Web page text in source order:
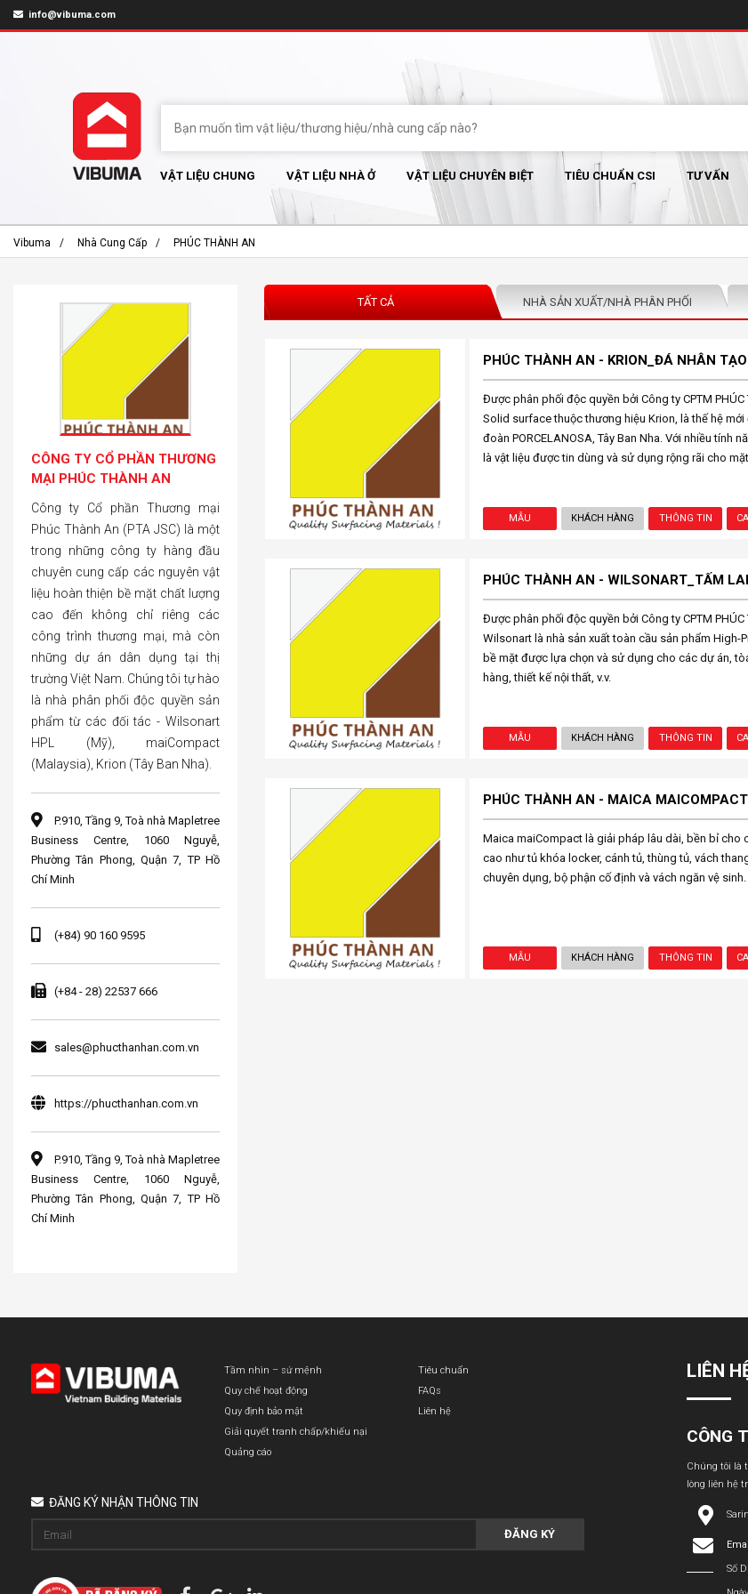
info@vibuma.com
VẬT LIỆU CHUNG VẬT LIỆU NHÀ Ở VẬT LIỆU CHUYÊN BIỆT TIÊU CHUẨN CSI TƯ VẤN
Vibuma Nhà Cung Cấp PHÚC THÀNH AN
TẤT CẢ NHÀ SẢN XUẤT/NHÀ PHÂN PHỐI
PHÚC THÀNH AN - KRION_ĐÁ NHÂN TẠO
Được phân phối độc quyền bởi Công ty CPTM
Solid surface thuộc thương hiệu Krion, là thế hệ
đoàn PORCELANOSA, Tây Ban Nha. Với nhiều tính
là vật liệu được tin dùng và sử dụng rộng rãi cho
MẪU KHÁCH HÀNG THÔNG TIN
PHÚC THÀNH AN - WILSONART_TẤM
Được phân phối độc quyền bởi Công ty CPTM
Wilsonart là nhà sản xuất toàn cầu sản phẩm High-
bề mặt được lựa chọn và sử dụng cho các dự án,
hàng, thiết kế nội thất, v.v.
MẪU KHÁCH HÀNG THÔNG TIN
PHÚC THÀNH AN - MAICA
Maica maiCompact là giải pháp lâu dài, bền bỉ cho
cao như tủ khóa locker, cánh tủ, thùng tủ, vách
chuyên dụng, bộ phận cố định và vách ngăn vệ sinh.
MẪU KHÁCH HÀNG THÔNG TIN
CÔNG TY CỔ PHẦN THƯƠNG
MẠI PHÚC THÀNH AN
Công ty Cổ phần Thương mại
Phúc Thành An (PTA JSC) là một
trong những công ty hàng đầu
chuyên cung cấp các nguyên vật
liệu hoàn thiện bề mặt chất lượng
cao đến không chỉ riêng các
công trình thương mại, mà còn
những dự án dân dụng tại thị
trường Việt Nam. Chúng tôi tự hào
là nhà phân phối độc quyền sản
phẩm từ các đối tác - Wilsonart
HPL (Mỹ), maiCompact
(Malaysia), Krion (Tây Ban Nha).
P.910, Tầng 9, Toà nhà Mapletree
Business Centre, 1060 Nguyễ,
Phường Tân Phong, Quận 7, TP Hồ
Chí Minh
(+84) 90 160 9595
(+84 - 28) 22537 666
sales@phucthanhan.com.vn
https://phucthanhan.com.vn
P.910, Tầng 9, Toà nhà Mapletree
Business Centre, 1060 Nguyễ,
Phường Tân Phong, Quận 7, TP Hồ
Chí Minh
Tầm nhìn – sứ mệnh
Quy chế hoạt động
Quy định bảo mật
Giải quyết tranh chấp/khiếu nại
Quảng cáo
Tiêu chuẩn
FAQs
Liên hệ
ĐĂNG KÝ NHẬN THÔNG TIN
ĐĂNG KÝ
LIÊN
CÔNG
Chúng tôi là
lòng liên hệ
Số